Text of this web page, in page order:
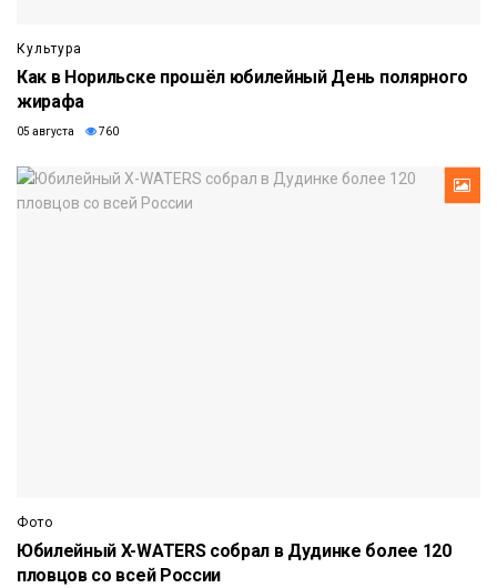
Культура
Как в Норильске прошёл юбилейный День полярного
жирафа
05 августа 760
Фото
Юбилейный X-WATERS собрал в Дудинке более 120
пловцов со всей России